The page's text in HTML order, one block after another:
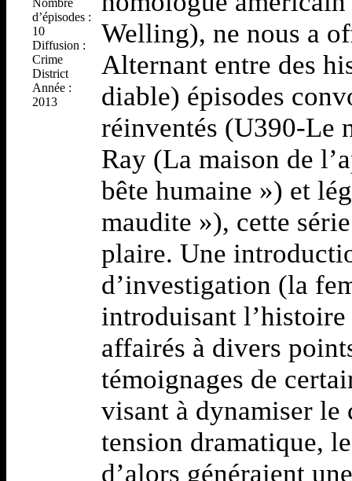
d’épisodes :
10
Diffusion :
Crime
District
Année :
2013
Welling), ne nous a
Alternant entre des
diable) épisodes
réinventés (U390-Le
Ray (La maison de
bête humaine ») et
maudite »), cette
plaire. Une
d’investigation (la
introduisant l’histoire
affairés à divers
témoignages de
visant à dynamiser le
tension dramatique,
d’alors généraient